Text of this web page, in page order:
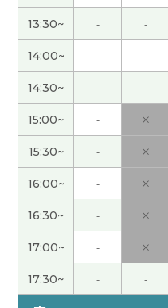
谢谢您的课程。 通过重
难。但是我认为这需要
レッスンありがとうご
えで文章を作ることは
し、たくさんの積み重
張ります。
谢谢老师！这是一堂非
课程内容给我留下了深
课。下次见～
我感谢老师的帮助对我
谢谢您的课程。 我学到
知识。 我也很高兴能
13:30~ - -
14:00~ - -
14:30~ - -
15:00~ - ×
15:30~ - ×
16:00~ - ×
16:30~ - ×
17:00~ - ×
17:30~ - -